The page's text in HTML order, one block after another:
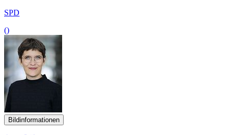
SPD
()
Bildinformationen